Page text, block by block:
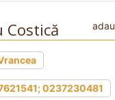
Costică
0237230481